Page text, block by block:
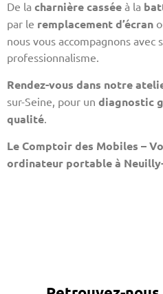
De la charnière cassée à la
par le remplacement d’écran
nous vous accompagnons avec
professionnalisme.
Rendez-vous dans notre
sur-Seine, pour un diagnostic
qualité
Le Comptoir des Mobiles –
ordinateur portable à